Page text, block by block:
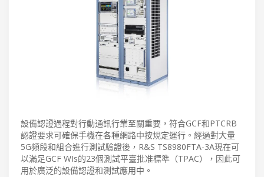
設備認證過程對行動通訊行業至關重要，符合GCF和PTCRB
認證要求可確保手機在各種網路中按規定運行。經過對大量
5G頻段和組合進行測試驗證後，R&S TS8980FTA-3A現在可
以滿足GCF WIs的23個測試平臺批准標準（TPAC），因此可
用於廣泛的設備認證和測試應用中。